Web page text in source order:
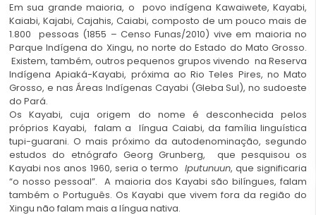
Em sua grande maioria, o povo indígena Kawaiwete, Kayabi,
Kaiabi, Kajabi, Cajahis, Caiabi, composto de um pouco mais de
1.800 pessoas (1855 – Censo Funas/2010) vive em maioria no
Parque Indígena do Xingu, no norte do Estado do Mato Grosso.
Existem, também, outros pequenos grupos vivendo na Reserva
Indígena Apiaká-Kayabi, próxima ao Rio Teles Pires, no Mato
Grosso, e nas Áreas Indígenas Cayabi (Gleba Sul), no sudoeste
do Pará.
Os Kayabi, cuja origem do nome é desconhecida pelos
próprios Kayabi, falam a língua Caiabi, da família linguística
tupi-guarani. O mais próximo da autodenominação, segundo
estudos do etnógrafo Georg Grunberg, que pesquisou os
Kayabi nos anos 1960, seria o termo Iputunuun, que significaria
“o nosso pessoal”. A maioria dos Kayabi são bilíngues, falam
também o Português. Os Kayabi que vivem fora da região do
Xingu não falam mais a língua nativa.